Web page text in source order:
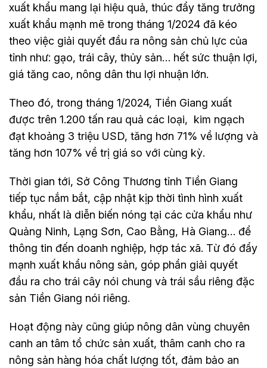
xuất khẩu mang lại hiệu quả, thúc đẩy tăng trưởng
xuất khẩu mạnh mẽ trong tháng 1/2024 đã kéo
theo việc giải quyết đầu ra nông sản chủ lực của
tỉnh như: gạo, trái cây, thủy sản… hết sức thuận lợi,
giá tăng cao, nông dân thu lợi nhuận lớn.
Theo đó, trong tháng 1/2024, Tiền Giang xuất
được trên 1.200 tấn rau quả các loại, kim ngạch
đạt khoảng 3 triệu USD, tăng hơn 71% về lượng và
tăng hơn 107% về trị giá so với cùng kỳ.
Thời gian tới, Sở Công Thương tỉnh Tiền Giang
tiếp tục nắm bắt, cập nhật kịp thời tình hình xuất
khẩu, nhất là diễn biến nóng tại các cửa khẩu như
Quảng Ninh, Lạng Sơn, Cao Bằng, Hà Giang… để
thông tin đến doanh nghiệp, hợp tác xã. Từ đó đẩy
mạnh xuất khẩu nông sản, góp phần giải quyết
đầu ra cho trái cây nói chung và trái sầu riêng đặc
sản Tiền Giang nói riêng.
Hoạt động này cũng giúp nông dân vùng chuyên
canh an tâm tổ chức sản xuất, thâm canh cho ra
nông sản hàng hóa chất lượng tốt, đảm bảo an